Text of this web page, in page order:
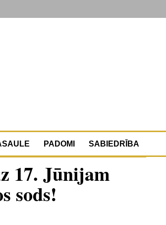
PADOMI SABIEDRĪBA
17. Jūnijam
sods!